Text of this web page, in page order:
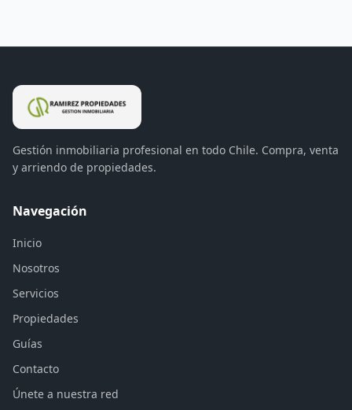
Gestión inmobiliaria profesional en todo Chile. Compra, venta
y arriendo de propiedades.
Navegación
Inicio
Nosotros
Servicios
Propiedades
Guías
Contacto
Únete a nuestra red